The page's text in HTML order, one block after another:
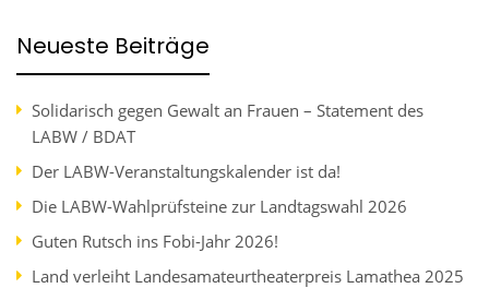
Neueste Beiträge
Solidarisch gegen Gewalt an Frauen – Statement des
LABW / BDAT
Der LABW-Veranstaltungskalender ist da!
Die LABW-Wahlprüfsteine zur Landtagswahl 2026
Guten Rutsch ins Fobi-Jahr 2026!
Land verleiht Landesamateurtheaterpreis Lamathea 2025